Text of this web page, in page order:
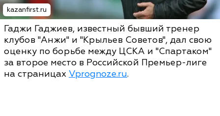
kazanfirst.ru
Гаджи Гаджиев, известный бывший тренер
клубов "Анжи" и "Крыльев Советов", дал свою
оценку по борьбе между ЦСКА и "Спартаком"
за второе место в Российской Премьер-лиге
на страницах Vprognoze.ru.